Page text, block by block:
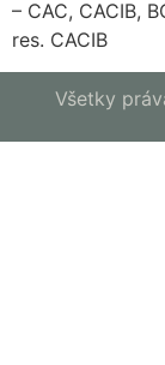
– CAC, CACIB,
res. CACIB
Všetky